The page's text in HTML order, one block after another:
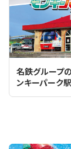
名鉄グループ
ンキーパーク駅